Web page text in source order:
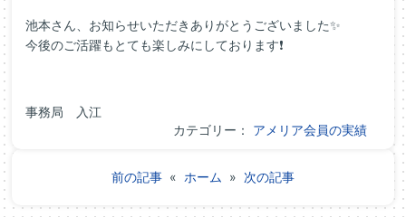
池本さん、お知らせいただきありがとうございました✨
今後のご活躍もとても楽しみにしております❗
事務局 入江
カテゴリー： アメリア会員の実績
前の記事 « ホーム » 次の記事